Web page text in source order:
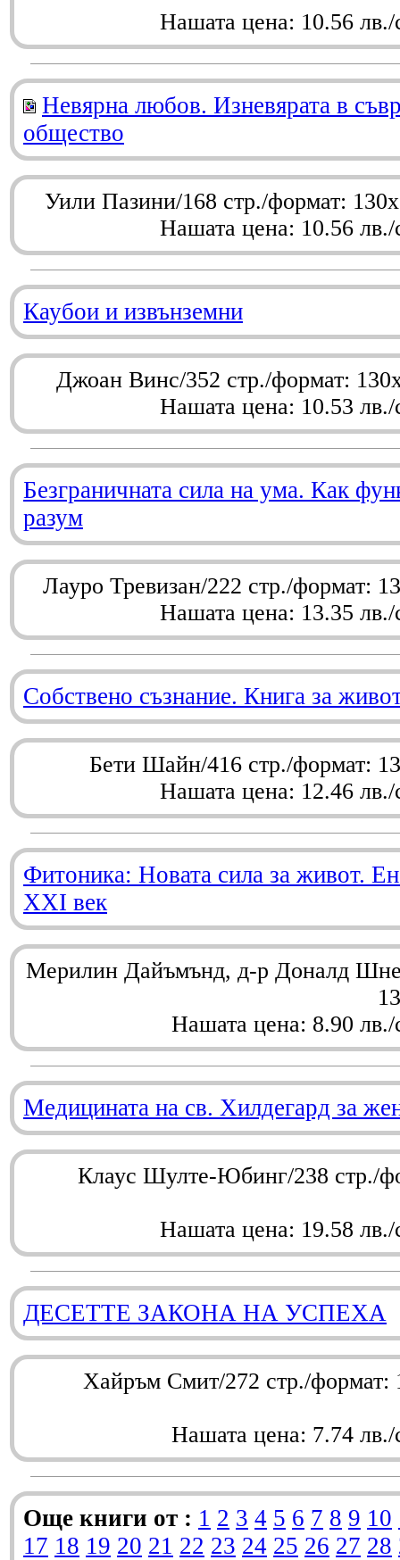
Нашата цена: 10.56 лв./
Невярна любов. Изневярата в
общество
Уили Пазини/168 стр./формат:
Нашата цена: 10.56 лв./
Каубои и извънземни
Джоан Винс/352 стр./формат:
Нашата цена: 10.53 лв./
Безграничната сила на ума. Как
разум
Лауро Тревизан/222 стр./формат:
Нашата цена: 13.35 лв./
Собствено съзнание. Книга за
Бети Шайн/416 стр./формат:
Нашата цена: 12.46 лв./
Фитоника: Новата сила за живот.
XXI век
Мерилин Дайъмънд, д-р Доналд
Нашата цена: 8.90 лв./
Медицината на св. Хилдегард за
Клаус Шулте-Юбинг/238 стр./
Нашата цена: 19.58 лв./
ДЕСЕТТЕ ЗАКОНА НА УСПЕХА
Хайръм Смит/272 стр./
Нашата цена: 7.74 лв./
Още книги от : 1 2 3 4 5 6 7 8 9 10
17 18 19 20 21 22 23 24 25 26 27 28